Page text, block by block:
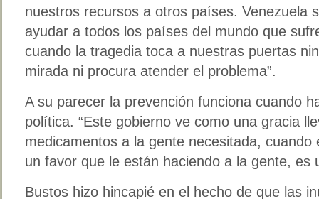
nuestros recursos a otros países. Venezuela
ayudar a todos los países del mundo que
cuando la tragedia toca a nuestras puertas
mirada ni procura atender el problema”.
A su parecer la prevención funciona cuando
política. “Este gobierno ve como una gracia
medicamentos a la gente necesitada, cuando
un favor que le están haciendo a la gente, es
Bustos hizo hincapié en el hecho de que las